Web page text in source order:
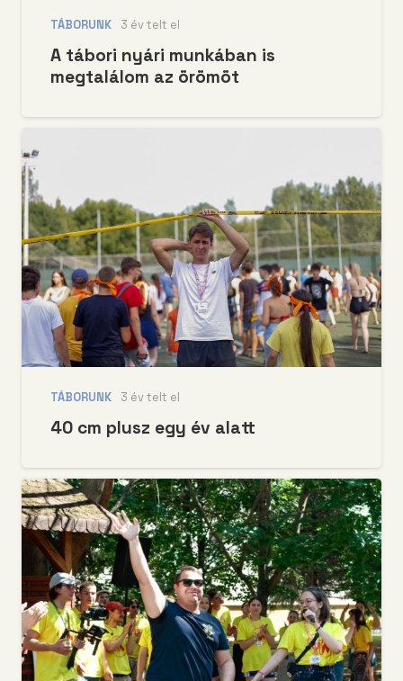
TÁBORUNK 3 év telt el
A tábori nyári munkában is
megtalálom az örömöt
TÁBORUNK 3 év telt el
40 cm plusz egy év alatt